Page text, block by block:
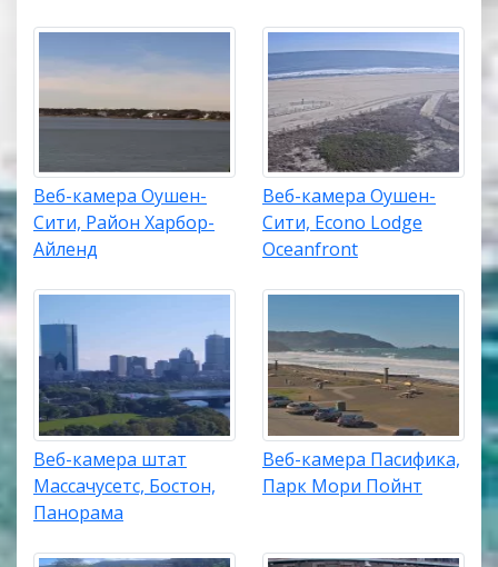
Веб-камера Оушен-
Сити, Район Харбор-
Айленд
Веб-камера Оушен-
Сити, Econo Lodge
Oceanfront
Веб-камера штат
Массачусетс, Бостон,
Панорама
Веб-камера Пасифика,
Парк Мори Пойнт